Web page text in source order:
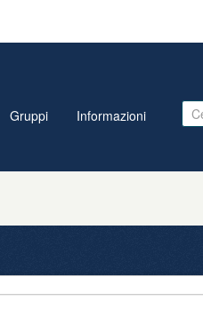
Gruppi Informazioni